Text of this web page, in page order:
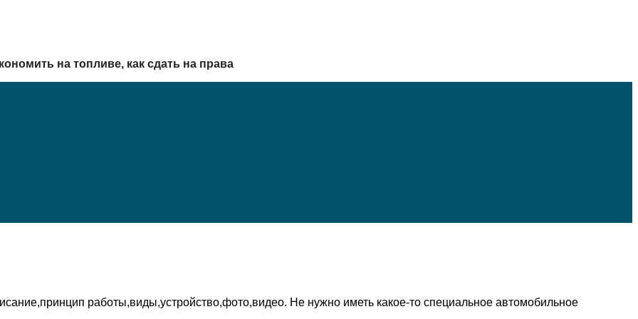
на топливе, как сдать на права
работы,виды,устройство,фото,видео. Не нужно иметь какое-то специальное автомобильное